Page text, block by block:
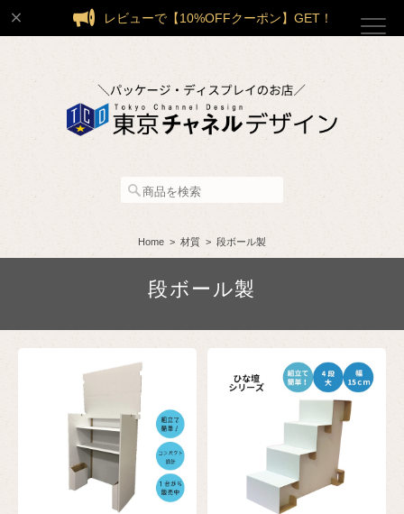
レビューで【10%OFFクーポン】GET！
Home 材質 段ボール製
段ボール製